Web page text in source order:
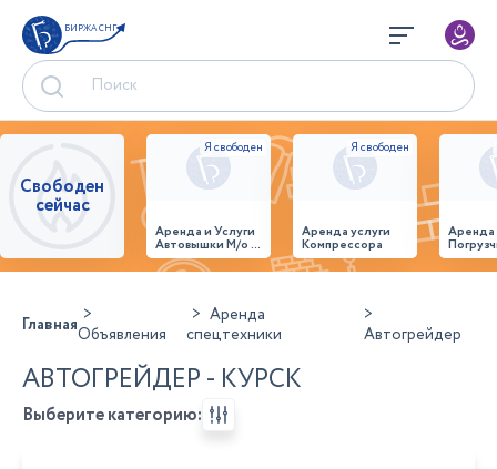
БИРЖА СНГ
Свободен
сейчас
Аренда и Услуги
Автовышки М/о г.
Домодедово
26,28,32 место
Аренда услуги
Компрессора
ГлавнаяОбъявления
Аренда
спецтехники
Автогрейдер
АВТОГРЕЙДЕР - КУРСК
Выберите категорию: